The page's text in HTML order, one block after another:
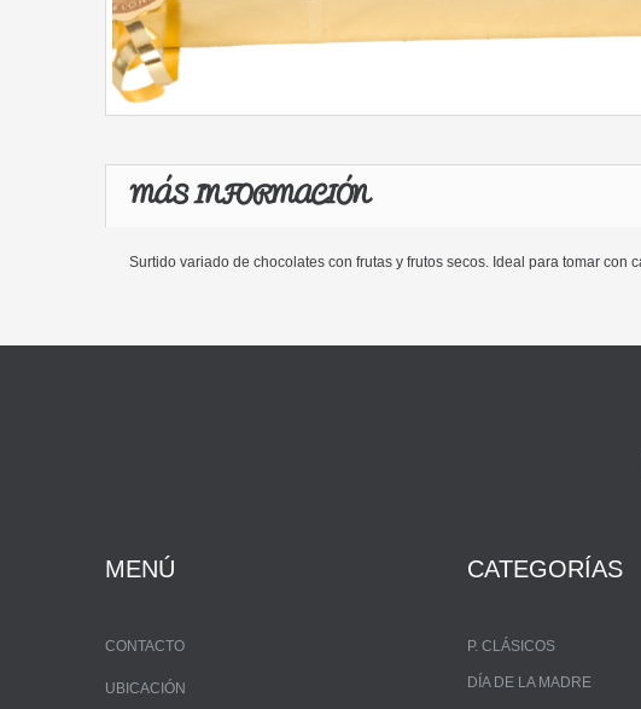
MÁS INFORMACIÓN
Surtido variado de chocolates con frutas y frutos secos. Ideal para tomar con
MENÚ
CONTACTO
UBICACIÓN
CATEGORÍAS
P. CLÁSICOS
DÍA DE LA MADRE